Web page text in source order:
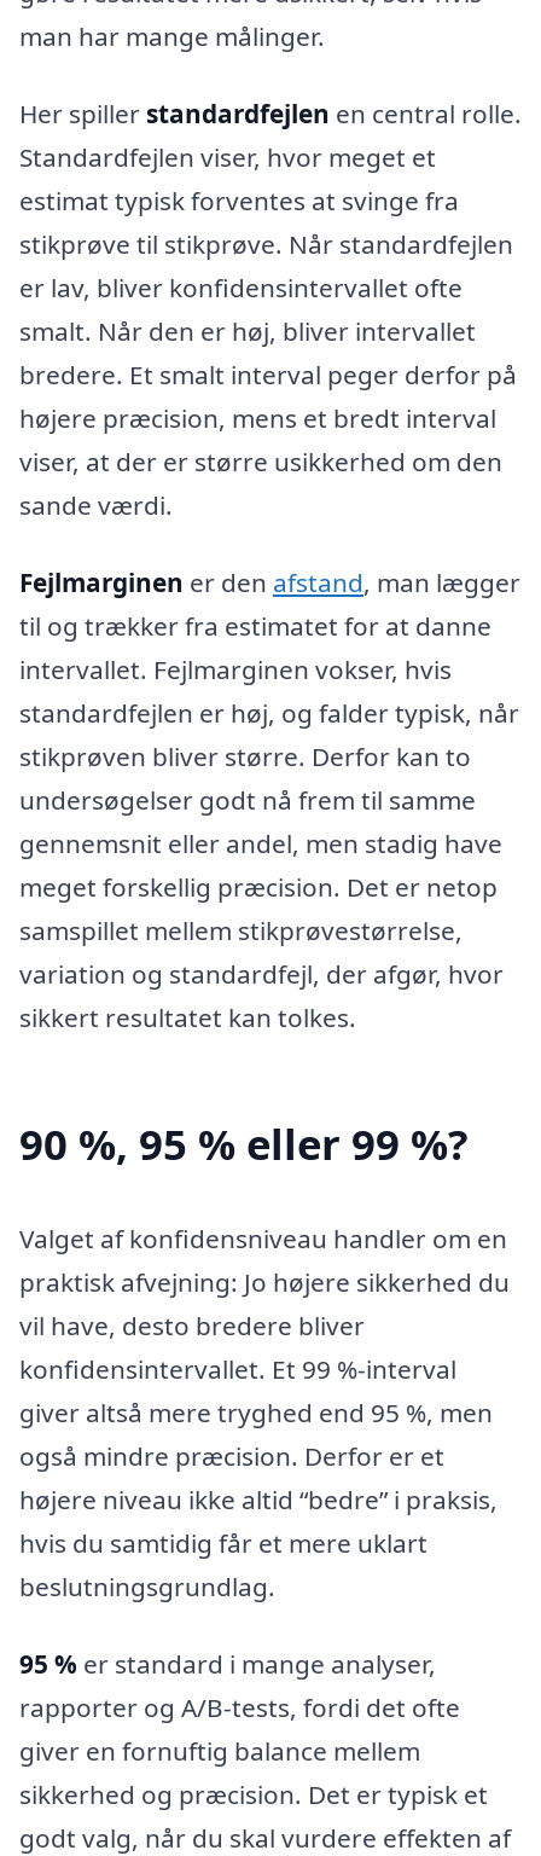
man har mange målinger.
Her spiller standardfejlen en central rolle.
Standardfejlen viser, hvor meget et
estimat typisk forventes at svinge fra
stikprøve til stikprøve. Når standardfejlen
er lav, bliver konfidensintervallet ofte
smalt. Når den er høj, bliver intervallet
bredere. Et smalt interval peger derfor på
højere præcision, mens et bredt interval
viser, at der er større usikkerhed om den
sande værdi.
Fejlmarginen er den afstand, man lægger
til og trækker fra estimatet for at danne
intervallet. Fejlmarginen vokser, hvis
standardfejlen er høj, og falder typisk, når
stikprøven bliver større. Derfor kan to
undersøgelser godt nå frem til samme
gennemsnit eller andel, men stadig have
meget forskellig præcision. Det er netop
samspillet mellem stikprøvestørrelse,
variation og standardfejl, der afgør, hvor
sikkert resultatet kan tolkes.
90 %, 95 % eller 99 %?
Valget af konfidensniveau handler om en
praktisk afvejning: Jo højere sikkerhed du
vil have, desto bredere bliver
konfidensintervallet. Et 99 %-interval
giver altså mere tryghed end 95 %, men
også mindre præcision. Derfor er et
højere niveau ikke altid “bedre” i praksis,
hvis du samtidig får et mere uklart
beslutningsgrundlag.
95 % er standard i mange analyser,
rapporter og A/B-tests, fordi det ofte
giver en fornuftig balance mellem
sikkerhed og præcision. Det er typisk et
godt valg, når du skal vurdere effekten af